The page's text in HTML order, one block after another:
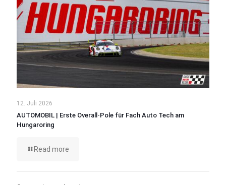
12. Juli 2026
AUTOMOBIL | Erste Overall-Pole für Fach Auto Tech am
Hungaroring
Read more